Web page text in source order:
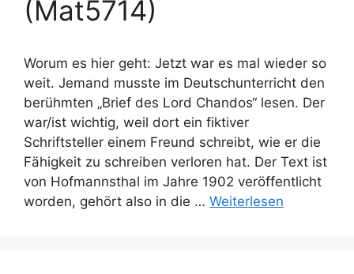
(Mat5714)
Worum es hier geht: Jetzt war es mal wieder so
weit. Jemand musste im Deutschunterricht den
berühmten „Brief des Lord Chandos“ lesen. Der
war/ist wichtig, weil dort ein fiktiver
Schriftsteller einem Freund schreibt, wie er die
Fähigkeit zu schreiben verloren hat. Der Text ist
von Hofmannsthal im Jahre 1902 veröffentlicht
worden, gehört also in die … Weiterlesen